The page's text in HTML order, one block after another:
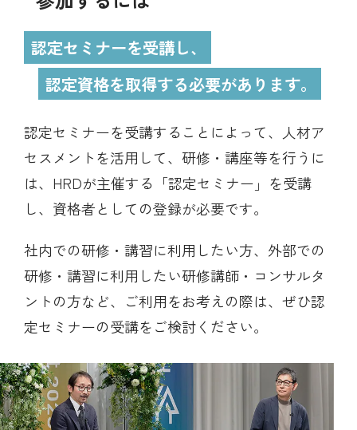
認定セミナーを受講し、
認定資格を取得する必要があります。
認定セミナーを受講することによって、人材ア
セスメントを活用して、研修・講座等を行うに
は、HRDが主催する「認定セミナー」を受講
し、資格者としての登録が必要です。
社内での研修・講習に利用したい方、外部での
研修・講習に利用したい研修講師・コンサルタ
ントの方など、ご利用をお考えの際は、ぜひ認
定セミナーの受講をご検討ください。